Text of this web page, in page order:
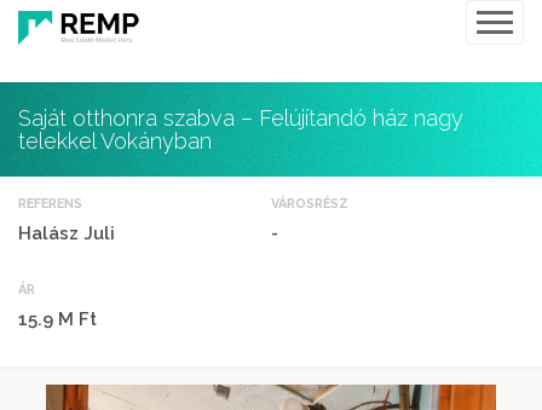
Saját otthonra szabva – Felújítandó ház nagy
telekkel Vokányban
REFERENS
Halász Juli
VÁROSRÉSZ
-
ÁR
15.9 M Ft